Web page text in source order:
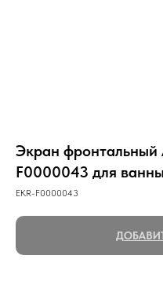
Экран фронтальный
F0000043 для
EKR-F0000043